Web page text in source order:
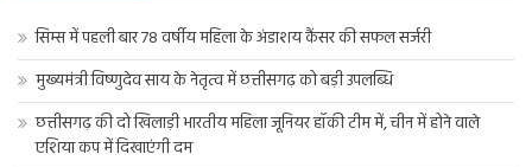
सिम्स में पहली बार 78 वर्षीय महिला के अंडाशय कैंसर की सफल सर्जरी
मुख्यमंत्री विष्णुदेव साय के नेतृत्व में छत्तीसगढ़ को बड़ी उपलब्धि
छत्तीसगढ़ की दो खिलाड़ी भारतीय महिला जूनियर हॉकी टीम में, चीन में होने वाले
एशिया कप में दिखाएंगी दम